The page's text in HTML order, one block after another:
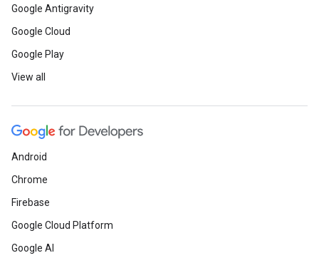
Google Antigravity
Google Cloud
Google Play
View all
Android
Chrome
Firebase
Google Cloud Platform
Google AI